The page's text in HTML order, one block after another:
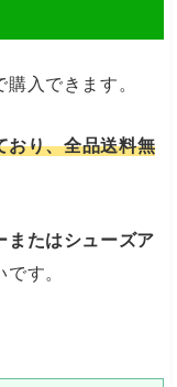
入できます。
り、全品送料無
またはシューズア
す。